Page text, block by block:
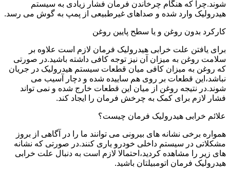
شوند.چرا که هنگام چرخاندن فرمان فشار زیادی به سیستم
هیدرولیک وارد شده و صداهای غیرطبیعی از پمپ به گوش می رسد.
کارکرد بدون روغن و یا سطح پایین روغن
برای یافتن علت خرابی هیدرولیک فرمان لازم است علاوه بر
سلامت روغن به میزان آن نیز توجه کافی داشته باشید.در صورتی
که روغن به میزان کافی میان قطعات سیستم هیدرولیک در جریان
نباشد،این قطعات بر روی هم ساییده شده و دچار آسیب می
شوند.در نتیجه روغن از میان این قطعات خارج شده و نمی تواند
فشار لازم برای کمک به چرخش فرمان را ایجاد کند.
علائم خرابی هیدرولیک فرمان چیست؟
همواره برخی نشانه های بیرونی می توانند ما را در آگاهی از بروز
مشکلاتی در سیستم داخلی خودرو یاری کنند.در صورتی که نشانه
های زیر را مشاهده کردید،احتمالا لازم است به دنبال علت خرابی
هیدرولیک فرمان اتومبیلتان باشید.